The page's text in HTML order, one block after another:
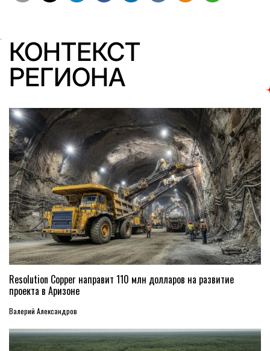
КОНТЕКСТ
РЕГИОНА
Resolution Copper направит 110 млн долларов на развитие
проекта в Аризоне
Валерий Александров